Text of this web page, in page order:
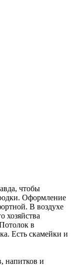
чтобы
Оформление
В воздухе
хозяйства
в
Есть скамейки и
напитков и